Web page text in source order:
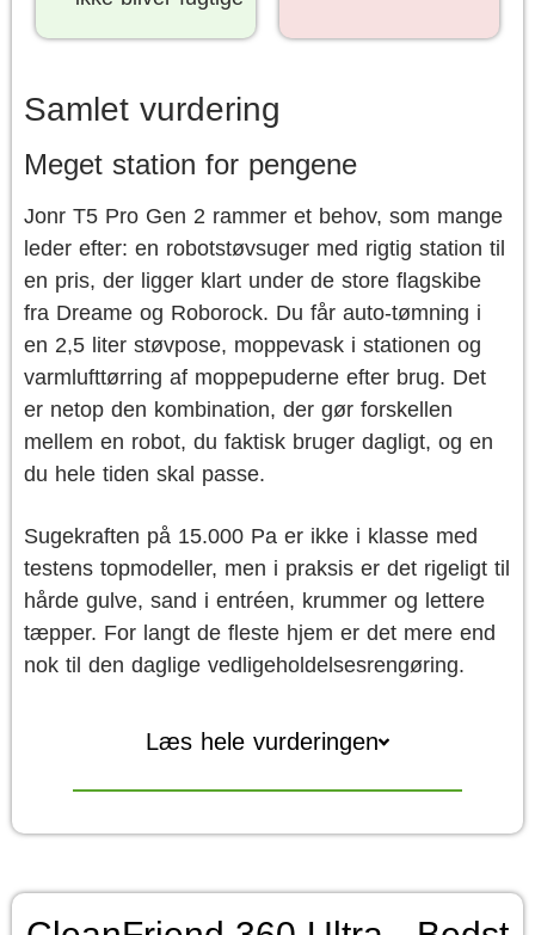
Samlet vurdering
Meget station for pengene
Jonr T5 Pro Gen 2 rammer et behov, som mange
leder efter: en robotstøvsuger med rigtig station til
en pris, der ligger klart under de store flagskibe
fra Dreame og Roborock. Du får auto-tømning i
en 2,5 liter støvpose, moppevask i stationen og
varmlufttørring af moppepuderne efter brug. Det
er netop den kombination, der gør forskellen
mellem en robot, du faktisk bruger dagligt, og en
du hele tiden skal passe.
Sugekraften på 15.000 Pa er ikke i klasse med
testens topmodeller, men i praksis er det rigeligt til
hårde gulve, sand i entréen, krummer og lettere
tæpper. For langt de fleste hjem er det mere end
nok til den daglige vedligeholdelsesrengøring.
Læs hele vurderingen